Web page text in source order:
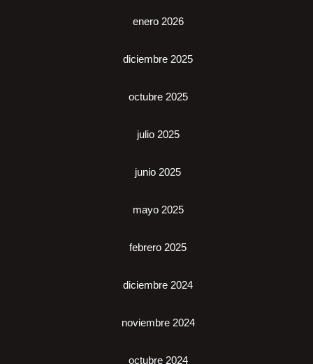
enero 2026
diciembre 2025
octubre 2025
julio 2025
junio 2025
mayo 2025
febrero 2025
diciembre 2024
noviembre 2024
octubre 2024